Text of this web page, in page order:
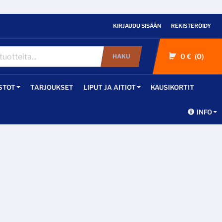
KIRJAUDU SISÄÄN REKISTERÖIDY
HAKU 0 € 0
TARJOUKSET LIPUT JA AITIOT KAUSIKORTIT
INFO